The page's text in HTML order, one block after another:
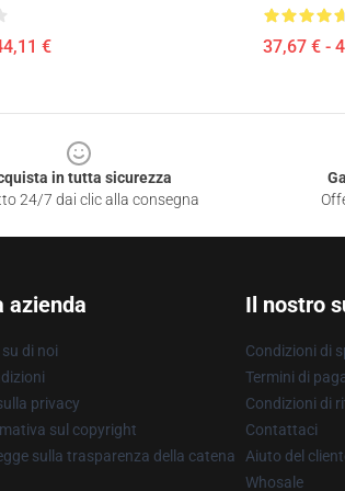
€ 37,67 € -
in tutta sicurezza
24/7 dai clic alla consegna
azienda
di noi
privacy
sul copyright
sulla trasparenza della catena
Il nostro
Condizioni di
Termini di
Condizioni di
Contattaci
Aiuto del
Whosale